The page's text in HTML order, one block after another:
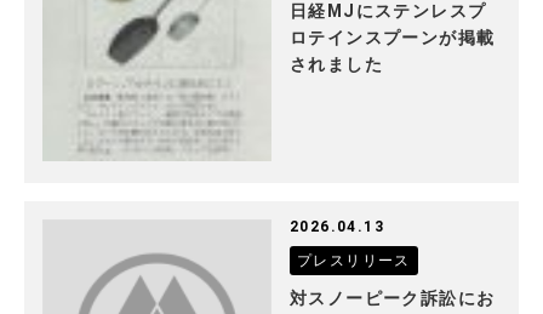
日経MJにステンレスプ
ロテインスプーンが掲載
されました
2026.04.13
プレスリリース
対スノーピーク訴訟にお